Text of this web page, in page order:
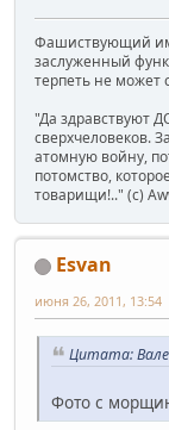
Фашиствующий
заслуженный
терпеть не может
"Да здравствуют
сверхчеловеков.
атомную войну,
потомство,
товарищи!.." (c)
Esvan
июня 26, 2011, 13:54
Цитата:
Фото с